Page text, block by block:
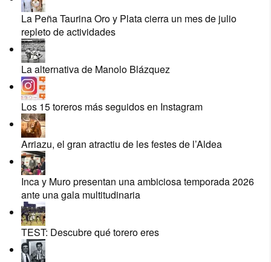
La Peña Taurina Oro y Plata cierra un mes de julio
repleto de actividades
La alternativa de Manolo Blázquez
Los 15 toreros más seguidos en Instagram
Arriazu, el gran atractiu de les festes de l’Aldea
Inca y Muro presentan una ambiciosa temporada 2026
ante una gala multitudinaria
TEST: Descubre qué torero eres